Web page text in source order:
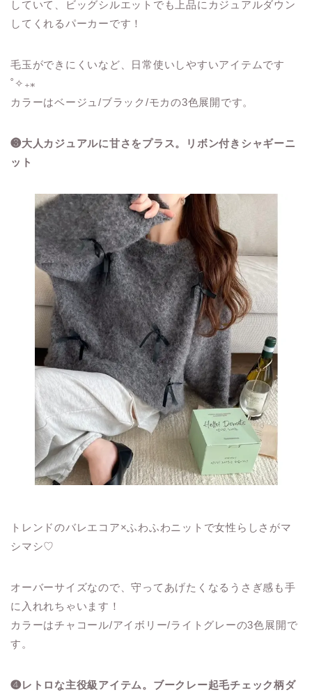
していて、ビッグシルエットでも上品にカジュアルダウン
してくれるパーカーです！
毛玉ができにくいなど、日常使いしやすいアイテムです
˚✧₊⁎
カラーはベージュ/ブラック/モカの3色展開です。
❸大人カジュアルに甘さをプラス。リボン付きシャギーニ
ット
トレンドのバレエコア×ふわふわニットで女性らしさがマ
シマシ♡
オーバーサイズなので、守ってあげたくなるうさぎ感も手
に入れれちゃいます！
カラーはチャコール/アイボリー/ライトグレーの3色展開で
す。
❹レトロな主役級アイテム。ブークレー起毛チェック柄ダ